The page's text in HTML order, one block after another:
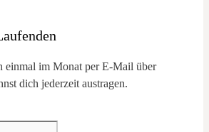
einmal im Monat per E-Mail über
dich jederzeit austragen.